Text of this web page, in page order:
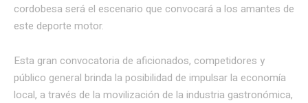
cordobesa será el escenario que convocará a los amantes de
este deporte motor.
Esta gran convocatoria de aficionados, competidores y
público general brinda la posibilidad de impulsar la economía
local, a través de la movilización de la industria gastronómica,